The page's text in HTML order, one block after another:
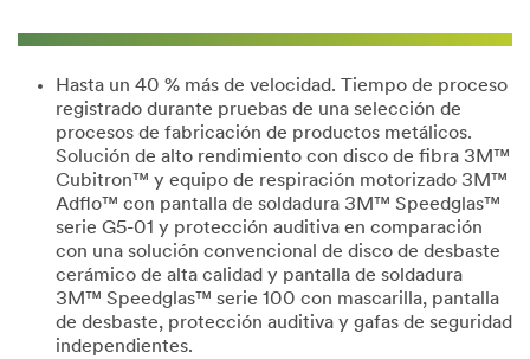
Hasta un 40 % más de velocidad. Tiempo de proceso
registrado durante pruebas de una selección de
procesos de fabricación de productos metálicos.
Solución de alto rendimiento con disco de fibra 3M™
Cubitron™ y equipo de respiración motorizado 3M™
Adflo™ con pantalla de soldadura 3M™ Speedglas™
serie G5-01 y protección auditiva en comparación
con una solución convencional de disco de desbaste
cerámico de alta calidad y pantalla de soldadura
3M™ Speedglas™ serie 100 con mascarilla, pantalla
de desbaste, protección auditiva y gafas de seguridad
independientes.